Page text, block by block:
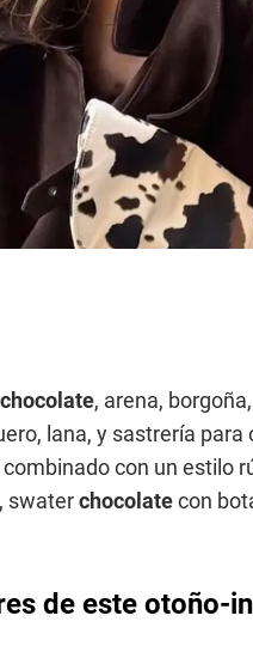
, arena,
lana, y sastrería
con un estilo
swaterchocolatecon
de este otoño-